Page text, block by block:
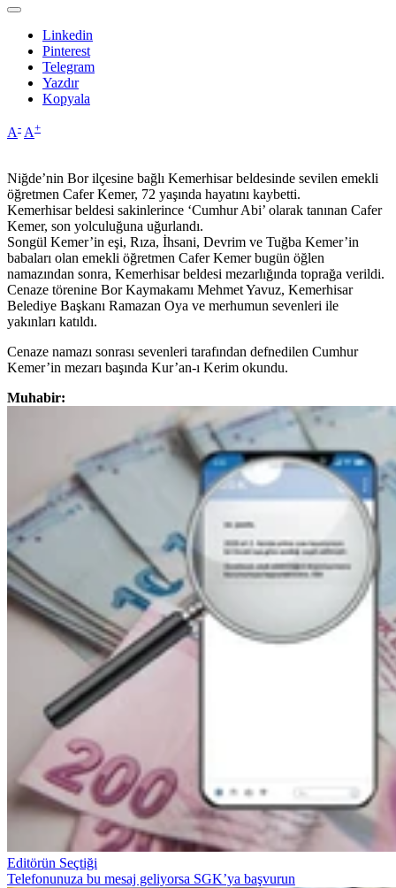
Linkedin
Pinterest
Telegram
Yazdır
Kopyala
A- A+
Niğde’nin Bor ilçesine bağlı Kemerhisar beldesinde sevilen emekli
öğretmen Cafer Kemer, 72 yaşında hayatını kaybetti.
Kemerhisar beldesi sakinlerince ‘Cumhur Abi’ olarak tanınan Cafer
Kemer, son yolculuğuna uğurlandı.
Songül Kemer’in eşi, Rıza, İhsani, Devrim ve Tuğba Kemer’in
babaları olan emekli öğretmen Cafer Kemer bugün öğlen
namazından sonra, Kemerhisar beldesi mezarlığında toprağa verildi.
Cenaze törenine Bor Kaymakamı Mehmet Yavuz, Kemerhisar
Belediye Başkanı Ramazan Oya ve merhumun sevenleri ile
yakınları katıldı.
Cenaze namazı sonrası sevenleri tarafından defnedilen Cumhur
Kemer’in mezarı başında Kur’an-ı Kerim okundu.
Muhabir:
Editörün Seçtiği
Telefonunuza bu mesaj geliyorsa SGK’ya başvurun